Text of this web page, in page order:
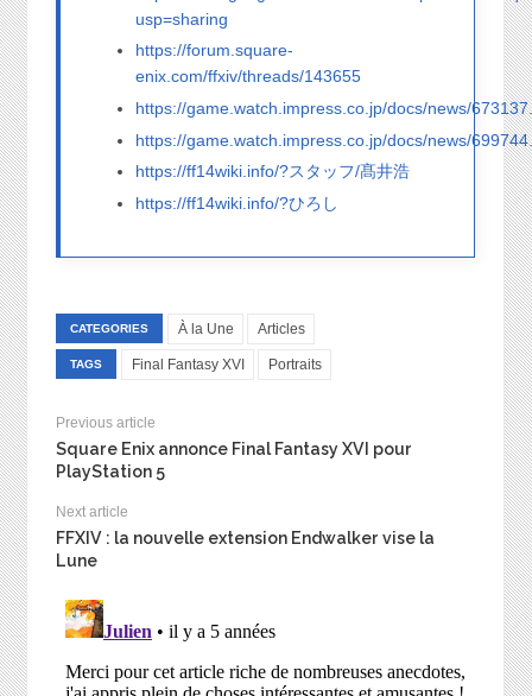
usp=sharing
https://forum.square-
enix.com/ffxiv/threads/143655
https://game.watch.impress.co.jp/docs/news/
https://game.watch.impress.co.jp/docs/news/
https://ff14wiki.info/?スタッフ/髙井浩
https://ff14wiki.info/?ひろし
CATEGORIES À la Une Articles
TAGS Final Fantasy XVI Portraits
Previous article
Square Enix annonce Final Fantasy XVI pour
PlayStation 5
Next article
FFXIV : la nouvelle extension Endwalker vise la
Lune